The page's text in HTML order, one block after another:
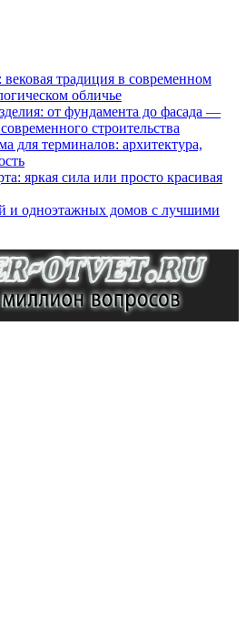
традиция в современном
обличье
от фундамента до фасада —
строительства
для терминалов: архитектура,
яркая сила или просто красивая
и одноэтажных домов с лучшими